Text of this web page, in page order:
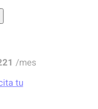
/mes
tu